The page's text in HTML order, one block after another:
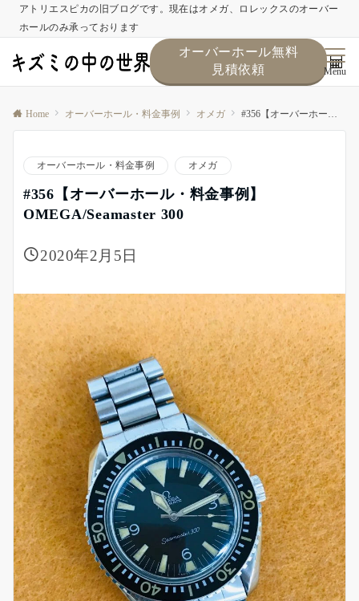
アトリエスピカの旧ブログです。現在はオメガ、ロレックスのオーバー
ホールのみ承っております
オーバーホール無料
見積依頼
Menu
Home オーバーホール・料金事例 オメガ #356【オーバーホール・料金事例】OMEGA/Seamaster 300
オーバーホール・料金事例 オメガ
#356【オーバーホール・料金事例】
OMEGA/Seamaster 300
2020年2月5日